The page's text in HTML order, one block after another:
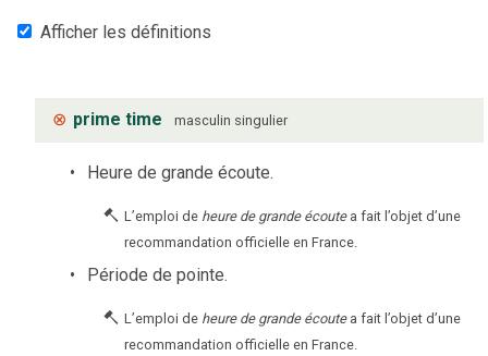
Afficher les définitions
⊗ prime time masculin singulier
Heure de grande écoute.
L’emploi de heure de grande écoute a fait l’objet d’une
recommandation officielle en France.
Période de pointe.
L’emploi de heure de grande écoute a fait l’objet d’une
recommandation officielle en France.